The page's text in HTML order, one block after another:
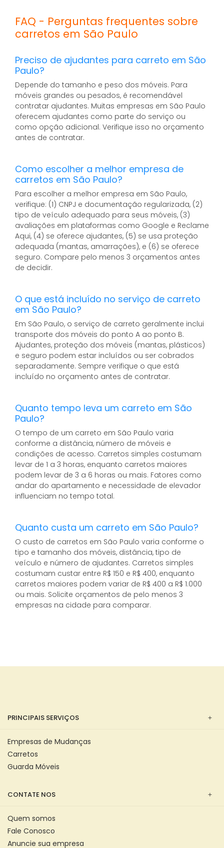
FAQ - Perguntas frequentes sobre
carretos em São Paulo
Preciso de ajudantes para carreto em São
Paulo?
Depende do tamanho e peso dos móveis. Para
móveis grandes ou pesados, é recomendável
contratar ajudantes. Muitas empresas em São Paulo
oferecem ajudantes como parte do serviço ou
como opção adicional. Verifique isso no orçamento
antes de contratar.
Como escolher a melhor empresa de
carretos em São Paulo?
Para escolher a melhor empresa em São Paulo,
verifique: (1) CNPJ e documentação regularizada, (2)
tipo de veículo adequado para seus móveis, (3)
avaliações em plataformas como Google e Reclame
Aqui, (4) se oferece ajudantes, (5) se usa proteção
adequada (mantas, amarrações), e (6) se oferece
seguro. Compare pelo menos 3 orçamentos antes
de decidir.
O que está incluído no serviço de carreto
em São Paulo?
Em São Paulo, o serviço de carreto geralmente inclui
transporte dos móveis do ponto A ao ponto B.
Ajudantes, proteção dos móveis (mantas, plásticos)
e seguro podem estar incluídos ou ser cobrados
separadamente. Sempre verifique o que está
incluído no orçamento antes de contratar.
Quanto tempo leva um carreto em São
Paulo?
O tempo de um carreto em São Paulo varia
conforme a distância, número de móveis e
condições de acesso. Carretos simples costumam
levar de 1 a 3 horas, enquanto carretos maiores
podem levar de 3 a 6 horas ou mais. Fatores como
andar do apartamento e necessidade de elevador
influenciam no tempo total.
Quanto custa um carreto em São Paulo?
O custo de carretos em São Paulo varia conforme o
tipo e tamanho dos móveis, distância, tipo de
veículo e número de ajudantes. Carretos simples
costumam custar entre R$ 150 e R$ 400, enquanto
carretos maiores podem variar de R$ 400 a R$ 1.000
ou mais. Solicite orçamentos de pelo menos 3
empresas na cidade para comparar.
PRINCIPAIS SERVIÇOS
Empresas de Mudanças
Carretos
Guarda Móveis
CONTATE NOS
Quem somos
Fale Conosco
Anuncie sua empresa